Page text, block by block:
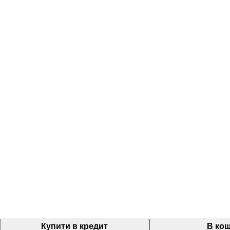
Купити в кредит В